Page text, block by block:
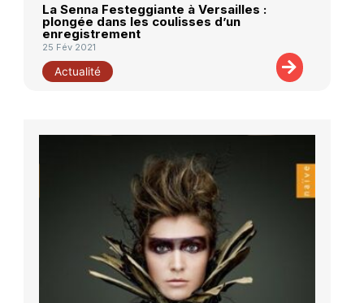
La Senna Festeggiante à Versailles :
plongée dans les coulisses d’un
enregistrement
25 Fév 2021
Actualité